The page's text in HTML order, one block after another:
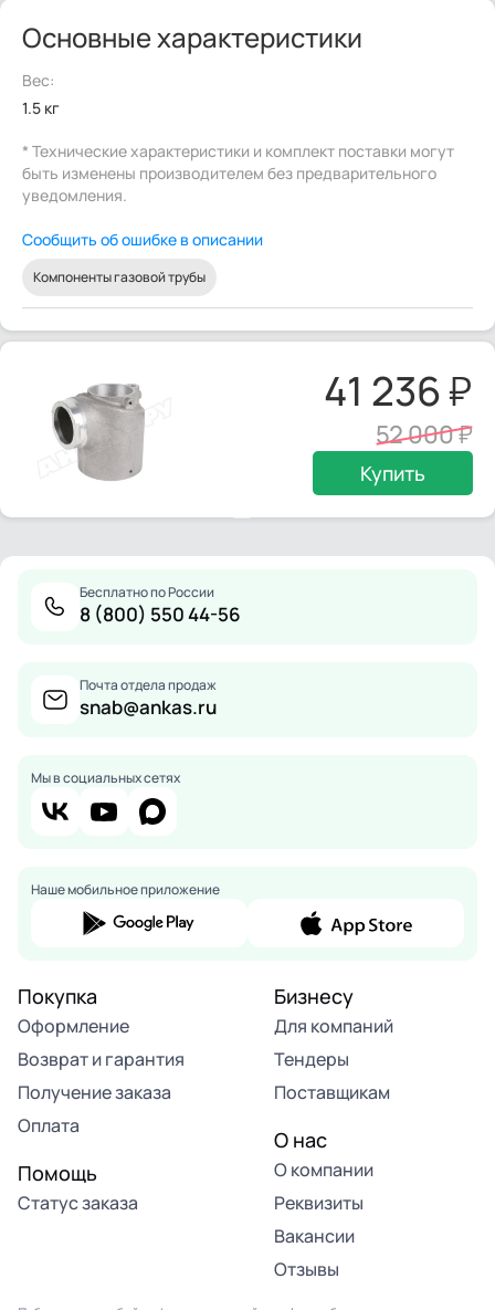
Основные характеристики
Вес:
1.5 кг
* Технические характеристики и комплект поставки могут
быть изменены производителем без предварительного
уведомления.
Сообщить об ошибке в описании
Компоненты газовой трубы
41 236
52 000
Купить
Бесплатно по России
8 (800) 550 44-56
Почта отдела продаж
snab@ankas.ru
Мы в социальных сетях
Наше мобильное приложение
Покупка
Оформление
Возврат и гарантия
Получение заказа
Оплата
Помощь
Статус заказа
Бизнесу
Для компаний
Тендеры
Поставщикам
О нас
О компании
Реквизиты
Вакансии
Отзывы